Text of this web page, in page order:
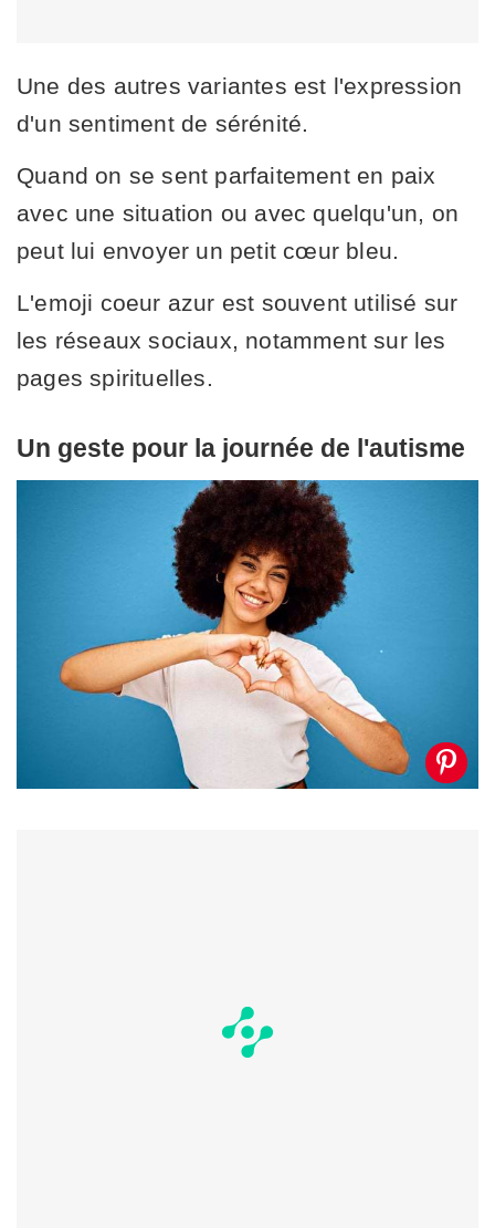
Une des autres variantes est l'expression
d'un sentiment de sérénité.
Quand on se sent parfaitement en paix
avec une situation ou avec quelqu'un, on
peut lui envoyer un petit cœur bleu.
L'emoji coeur azur est souvent utilisé sur
les réseaux sociaux, notamment sur les
pages spirituelles.
Un geste pour la journée de l'autisme